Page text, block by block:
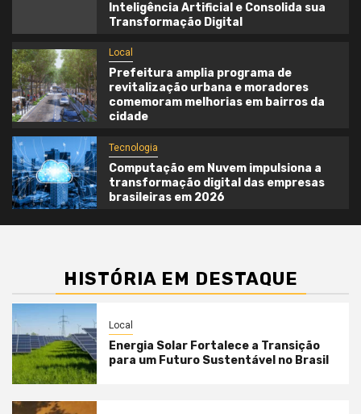
Inteligência Artificial e Consolida sua
Transformação Digital
Local
Prefeitura amplia programa de
revitalização urbana e moradores
comemoram melhorias em bairros da
cidade
Tecnologia
Computação em Nuvem impulsiona a
transformação digital das empresas
brasileiras em 2026
HISTÓRIA EM DESTAQUE
Local
Energia Solar Fortalece a Transição
para um Futuro Sustentável no Brasil